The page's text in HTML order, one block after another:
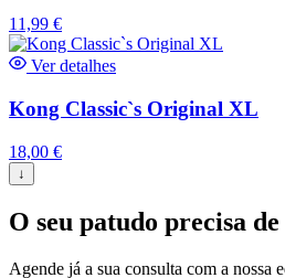
11,99 €
Ver detalhes
Kong Classic`s Original XL
18,00 €
↓
O seu patudo precisa
Agende já a sua consulta com a nossa